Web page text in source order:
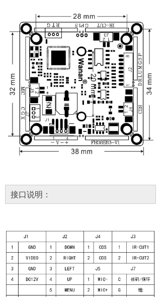
接口说明：